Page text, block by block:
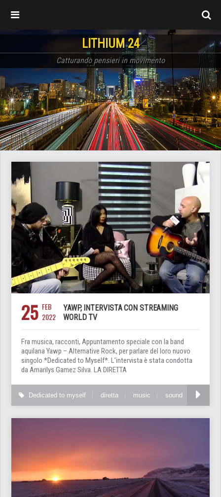
LITHIUM 24
Catturando pensieri in movimento
25 FEB
2022
YAWP, INTERVISTA CON STREAMING
WORLD TV
Fra musica, racconti, Appuntamento speciale con la band
aquilana Yawp – Alternative Rock, per parlare del loro nuovo
singolo *Dedicated to Myself*. L’intervista è stata condotta
da Amarilys Gamez Silva. LA DIRETTA
Dedicated to myself diretta music sound